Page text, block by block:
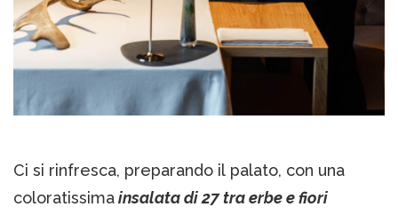
Ci si rinfresca, preparando il palato, con una
coloratissimainsalata di 27 tra erbe e fiori